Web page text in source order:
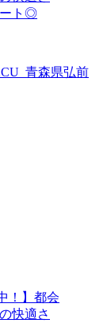
ート◎
青森県弘前
！】都会
快適さ